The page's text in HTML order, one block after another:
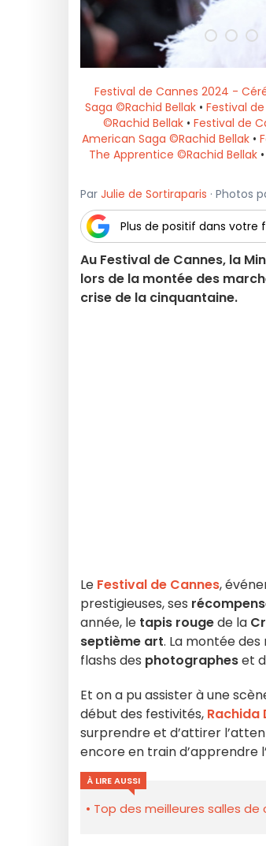
Festival de Cannes 2024 -
Saga ©Rachid Bellak• Festival
©Rachid Bellak • Festival de
American Saga ©Rachid Bellak•
The Apprentice ©Rachid Bellak•
Par Julie de Sortiraparis · Photos
Plus de positif dans votre
Au Festival de Cannes, la
lors de la montée des
crise de la cinquantaine.
Le Festival de Cannes,
prestigieuses, ses
année, le tapis rougede la
septième art. La montée
flashs des photographeset
Et on a pu assister à une
début des festivités, Rachida
surprendre et d’attirer
encore en train d’apprendre
À LIRE AUSSI
Top des meilleures salles de